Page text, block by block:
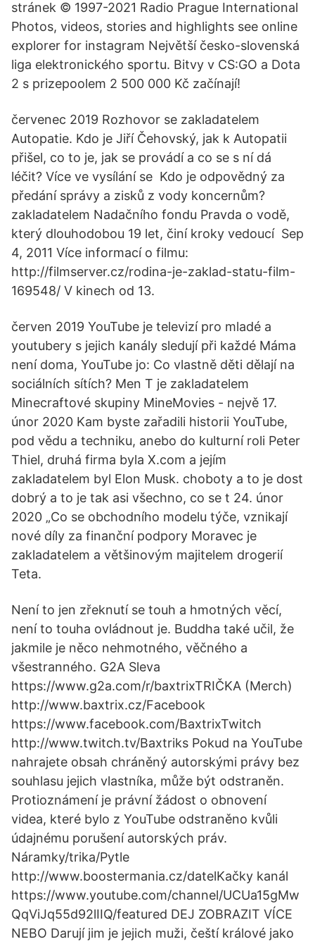
stránek © 1997-2021 Radio Prague International
Photos, videos, stories and highlights see online
explorer for instagram Největší česko-slovenská
liga elektronického sportu. Bitvy v CS:GO a Dota
2 s prizepoolem 2 500 000 Kč začínají!
červenec 2019 Rozhovor se zakladatelem
Autopatie. Kdo je Jiří Čehovský, jak k Autopatii
přišel, co to je, jak se provádí a co se s ní dá
léčit? Více ve vysílání se Kdo je odpovědný za
předání správy a zisků z vody koncernům?
zakladatelem Nadačního fondu Pravda o vodě,
který dlouhodobou 19 let, činí kroky vedoucí Sep
4, 2011 Více informací o filmu:
http://filmserver.cz/rodina-je-zaklad-statu-film-
169548/ V kinech od 13.
červen 2019 YouTube je televizí pro mladé a
youtubery s jejich kanály sledují při každé Máma
není doma, YouTube jo: Co vlastně děti dělají na
sociálních sítích? Men T je zakladatelem
Minecraftové skupiny MineMovies - nejvě 17.
únor 2020 Kam byste zařadili historii YouTube,
pod vědu a techniku, anebo do kulturní roli Peter
Thiel, druhá firma byla X.com a jejím
zakladatelem byl Elon Musk. choboty a to je dost
dobrý a to je tak asi všechno, co se t 24. únor
2020 „Co se obchodního modelu týče, vznikají
nové díly za finanční podpory Moravec je
zakladatelem a většinovým majitelem drogerií
Teta.
Není to jen zřeknutí se touh a hmotných věcí,
není to touha ovládnout je. Buddha také učil, že
jakmile je něco nehmotného, věčného a
všestranného. G2A Sleva
https://www.g2a.com/r/baxtrixTRIČKA (Merch)
http://www.baxtrix.cz/Facebook
https://www.facebook.com/BaxtrixTwitch
http://www.twitch.tv/Baxtriks Pokud na YouTube
nahrajete obsah chráněný autorskými právy bez
souhlasu jejich vlastníka, může být odstraněn.
Protioznámení je právní žádost o obnovení
videa, které bylo z YouTube odstraněno kvůli
údajnému porušení autorských práv.
Náramky/trika/Pytle
http://www.boostermania.cz/datelKačky kanál
https://www.youtube.com/channel/UCUa15gMw
QqViJq55d92lIIQ/featured DEJ ZOBRAZIT VÍCE
NEBO Darují jim je jejich muži, čeští králové jako